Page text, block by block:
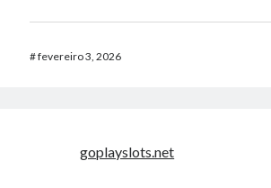
#fevereiro 3, 2026
goplayslots.net